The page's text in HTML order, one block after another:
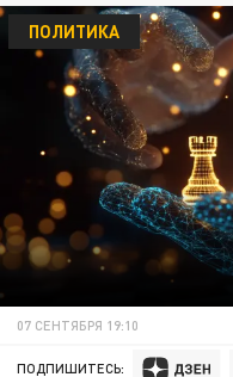
ПОЛИТИКА
07 СЕНТЯБРЯ 19:10
ПОДПИШИТЕСЬ: